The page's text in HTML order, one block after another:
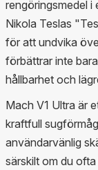
rengöringsmedel i
Nikola Teslas
för att undvika
förbättrar inte
hållbarhet och
Mach V1 Ultra är
kraftfull
användarvänlig
särskilt om du